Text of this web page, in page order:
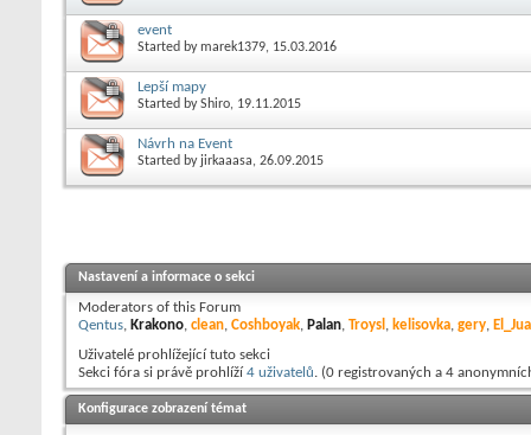
event
Started bymarek1379, 15.03.2016
Lepší mapy
Started byShiro, 19.11.2015
Návrh na Event
Started by jirkaaasa, 26.09.2015
Nastavení a informace o sekci
Moderators of this Forum
Qentus, Krakono, clean, Coshboyak, Palan, Troysl , kelisovka, gery,
Uživatelé prohlížející tuto sekci
Sekci fóra si právě prohlíží4 uživatelů. (0 registrovaných a 4
Konfigurace zobrazení témat